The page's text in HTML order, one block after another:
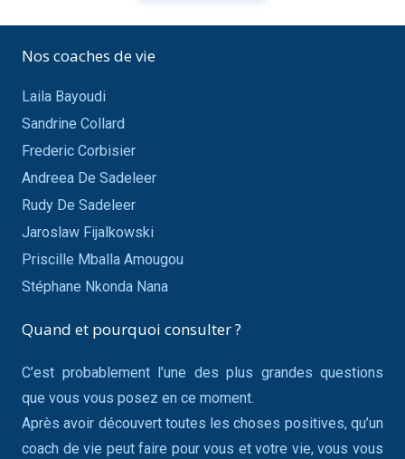
Nos coaches de vie
Laila Bayoudi
Sandrine Collard
Frederic Corbisier
Andreea De Sadeleer
Rudy De Sadeleer
Jaroslaw Fijalkowski
Priscille Mballa Amougou
Stéphane Nkonda Nana
Quand et pourquoi consulter ?
C’est probablement l’une des plus grandes questions
que vous vous posez en ce moment.
Après avoir découvert toutes les choses positives, qu’un
coach de vie peut faire pour vous et votre vie, vous vous